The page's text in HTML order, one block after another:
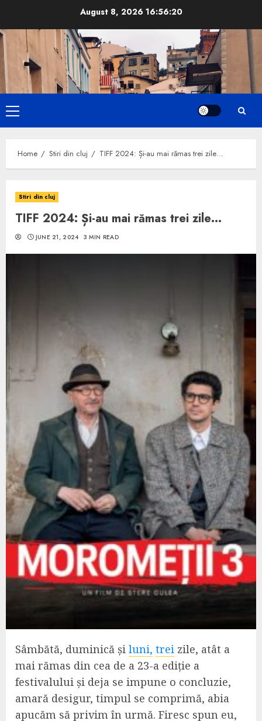
content
August 8, 202616:56:21
Primary
Menu
Home Stiri din cluj TIFF 2024: Și-au mai rămas trei zile…
Stiri din cluj
TIFF 2024: Și-au mai rămas trei zile…
JUNE 21, 2024 3 MIN READ
Sâmbătă, duminică și luni, trei zile, atât a
mai rămas din cea de a 23-a ediție a
festivalului și deja se impune o concluzie,
amară desigur, timpul se comprimă, abia
apucăm să privim în urmă. Firesc spun eu,